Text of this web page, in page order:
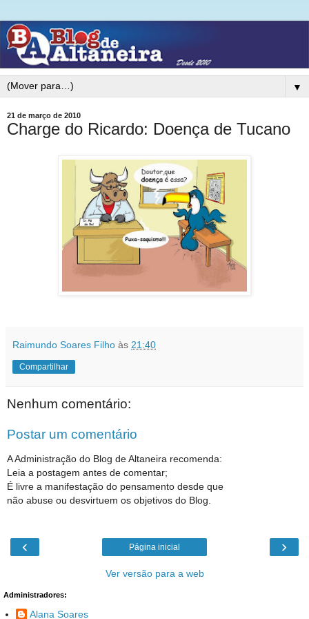
▼
21 de março de 2010
Charge do Ricardo: Doença de Tucano
Raimundo Soares Filho às 21:40
Compartilhar
Nenhum comentário:
Postar um comentário
A Administração do Blog de Altaneira recomenda:
Leia a postagem antes de comentar;
É livre a manifestação do pensamento desde que
não abuse ou desvirtuem os objetivos do Blog.
‹ ›
Página inicial
Ver versão para a web
Administradores:
Alana Soares